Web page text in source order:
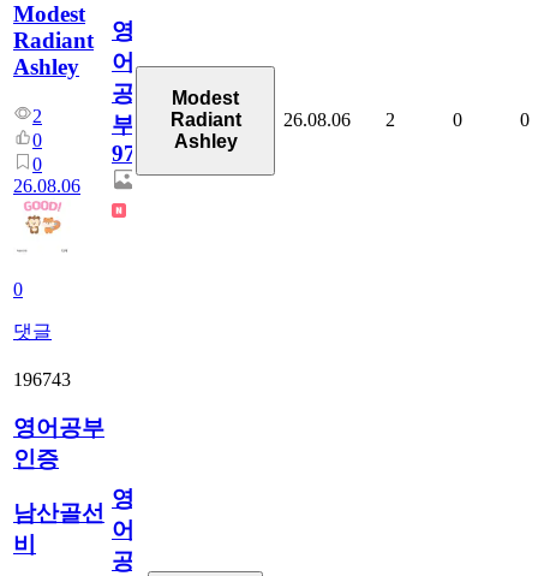
Modest
Radiant
Ashley
2
0
0
26.08.06
0
댓글
영
어
공
부
97
Modest
Radiant
Ashley
26.08.06 2 0 0
196743
영어공부
인증
남산골선
비
영
어
공